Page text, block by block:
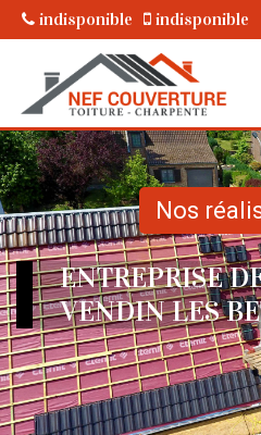
indisponible indisponible
Nos
ENTREPRISE
VENDIN LES